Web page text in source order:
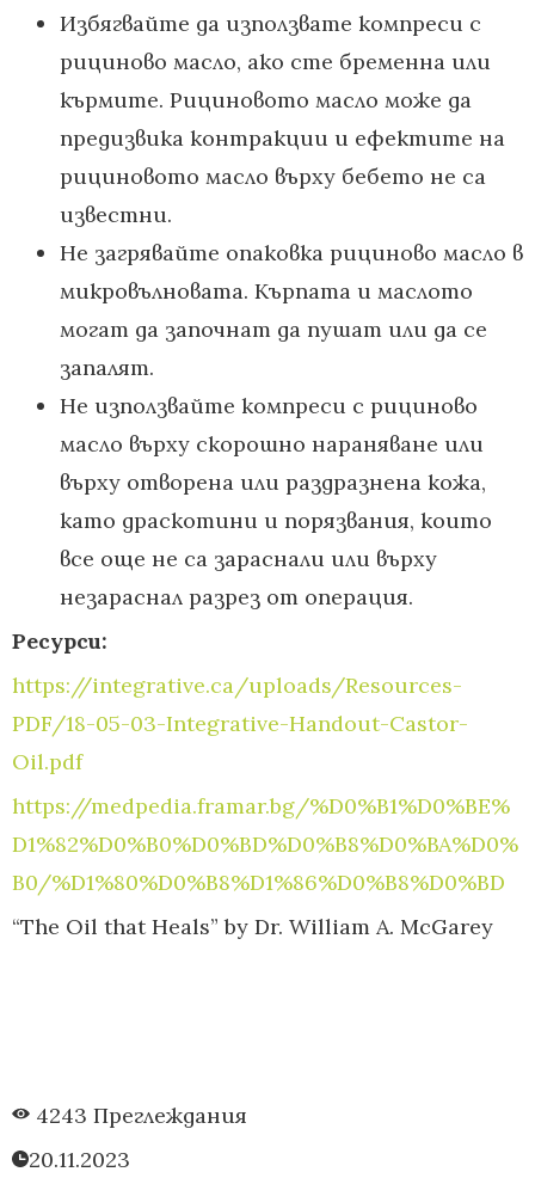
Избягвайте да използвате компреси с
рициново масло, ако сте бременна или
кърмите. Рициновото масло може да
предизвика контракции и ефектите на
рициновото масло върху бебето не са
известни.
Не загрявайте опаковка рициново масло в
микровълновата. Кърпата и маслото
могат да започнат да пушат или да се
запалят.
Не използвайте компреси с рициново
масло върху скорошно нараняване или
върху отворена или раздразнена кожа,
като драскотини и порязвания, които
все още не са зараснали или върху
незараснал разрез от операция.
Ресурси:
https://integrative.ca/uploads/Resources-
PDF/18-05-03-Integrative-Handout-Castor-
Oil.pdf
https://medpedia.framar.bg/%D0%B1%D0%BE%
D1%82%D0%B0%D0%BD%D0%B8%D0%BA%D0%
B0/%D1%80%D0%B8%D1%86%D0%B8%D0%BD
“The Oil that Heals” by Dr. William A. McGarey
4243 Преглеждания
20.11.2023